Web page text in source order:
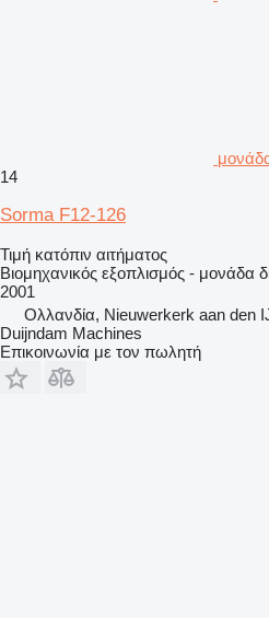
14
Sorma F12-126
Τιμή κατόπιν αιτήματος
Βιομηχανικός εξοπλισμός - μονάδα
2001
Ολλανδία, Nieuwerkerk aan den
Duijndam Machines
Επικοινωνία με τον πωλητή